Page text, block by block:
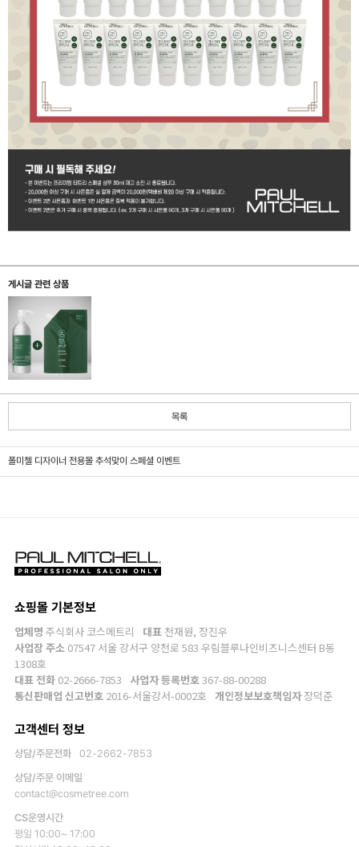
게시글 관련 상품
목록
폴미첼 디자이너 전용몰 추석맞이 스페셜 이벤트
쇼핑몰 기본정보
업체명 주식회사 코스메트리 대표 천재원, 장진우
사업장 주소 07547 서울 강서구 양천로 583 우림블루나인비즈니스센터 B동
1308호
대표 전화 02-2666-7853 사업자 등록번호367-88-00288
통신판매업 신고번호 2016-서울강서-0002호 개인정보보호책임자 장덕준
고객센터 정보
상담/주문전화
02-2662-7853
상담/주문 이메일
contact@cosmetree.com
CS운영시간
평일 10:00~ 17:00